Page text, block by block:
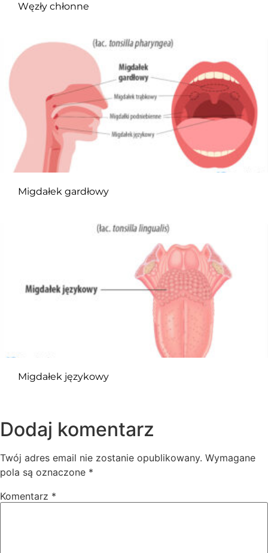
Węzły chłonne
Migdałek gardłowy
Migdałek językowy
Dodaj komentarz
Twój adres email nie zostanie opublikowany. Wymagane
pola są oznaczone *
Komentarz *